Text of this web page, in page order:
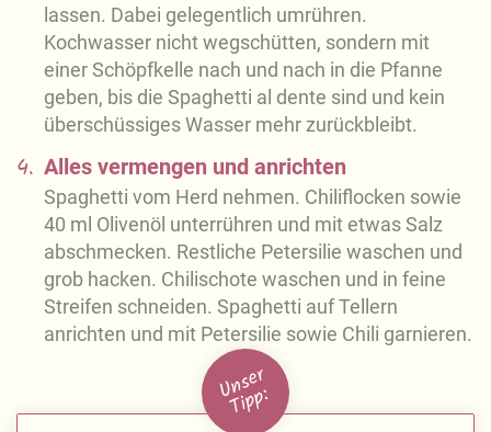
lassen. Dabei gelegentlich umrühren.
Kochwasser nicht wegschütten, sondern mit
einer Schöpfkelle nach und nach in die Pfanne
geben, bis die Spaghetti al dente sind und kein
überschüssiges Wasser mehr zurückbleibt.
4. Alles vermengen und anrichten
Spaghetti vom Herd nehmen. Chiliflocken sowie
40 ml Olivenöl unterrühren und mit etwas Salz
abschmecken. Restliche Petersilie waschen und
grob hacken. Chilischote waschen und in feine
Streifen schneiden. Spaghetti auf Tellern
anrichten und mit Petersilie sowie Chili garnieren.
U
n
s
e
r
Ti
p
p: